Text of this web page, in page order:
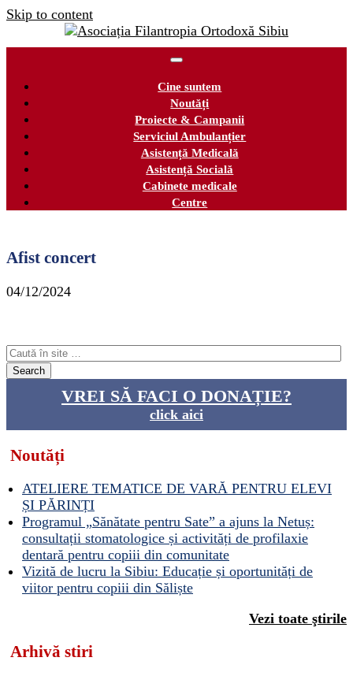
Skip to content
Cine suntem
Noutăți
Proiecte & Campanii
Serviciul Ambulanțier
Asistență Medicală
Asistență Socială
Cabinete medicale
Centre
Afist concert
04/12/2024
VREI SĂ FACI O DONAȚIE?
click aici
Noutăți
ATELIERE TEMATICE DE VARĂ PENTRU ELEVI
ȘI PĂRINȚI
Programul „Sănătate pentru Sate” a ajuns la Netuș:
consultații stomatologice și activități de profilaxie
dentară pentru copiii din comunitate
Vizită de lucru la Sibiu: Educație și oportunități de
viitor pentru copiii din Săliște
Vezi toate ştirile
Arhivă stiri